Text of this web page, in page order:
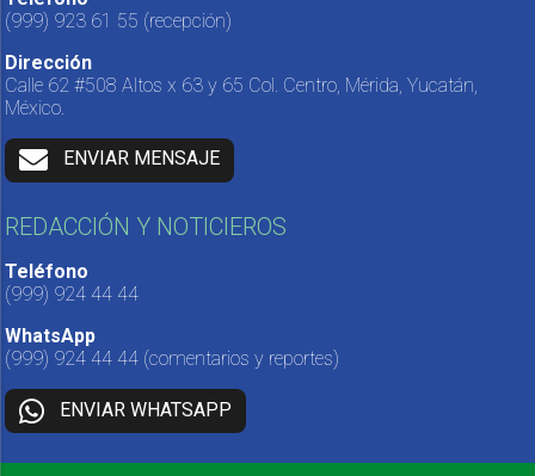
(999) 923 61 55 (recepción)
Dirección
Calle 62 #508 Altos x 63 y 65 Col. Centro, Mérida, Yucatán,
México.
ENVIAR MENSAJE
REDACCIÓN Y NOTICIEROS
Teléfono
(999) 924 44 44
WhatsApp
(999) 924 44 44 (comentarios y reportes)
ENVIAR WHATSAPP